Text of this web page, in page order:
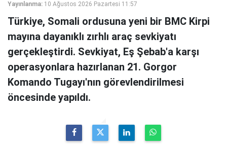
Yayınlanma: 10 Ağustos 2026 Pazartesi 11:57
Türkiye, Somali ordusuna yeni bir BMC Kirpi
mayına dayanıklı zırhlı araç sevkiyatı
gerçekleştirdi. Sevkiyat, Eş Şebab'a karşı
operasyonlara hazırlanan 21. Gorgor
Komando Tugayı'nın görevlendirilmesi
öncesinde yapıldı.